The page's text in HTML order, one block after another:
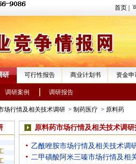
首页
研 可行性报告 商业计划书 资金
调研案例 调研报告
场行情及相关技术调研 > 制药医疗 > 原料药
原料药市场行情及相关技术调研
乙酰唑胺市场行情及相关技术调
二甲磺酸阿米三嗪市场行情及相